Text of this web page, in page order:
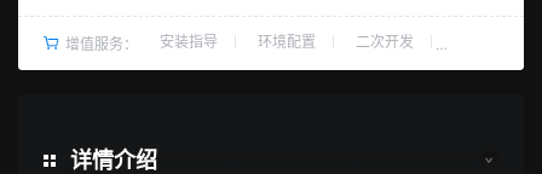
增值服务： 安装指导 环境配置 二次开发
详情介绍